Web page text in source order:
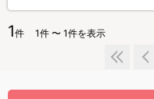
1件 1件 〜 1件を表示